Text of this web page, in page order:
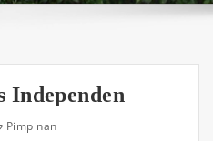
Independen
Pimpinan